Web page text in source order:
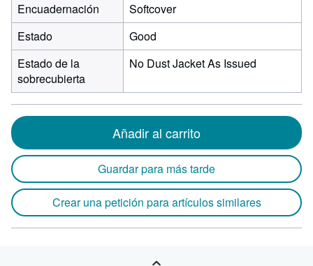
Encuadernación
Softcover
Estado
Good
Estado de la
sobrecubierta
No Dust Jacket As Issued
Añadir al carrito
Guardar para más tarde
Crear una petición para artículos similares